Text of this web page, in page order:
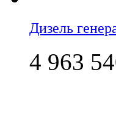
Дизель
4 963